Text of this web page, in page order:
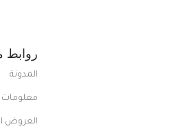
روابط
المدونة
معلومات
العروض